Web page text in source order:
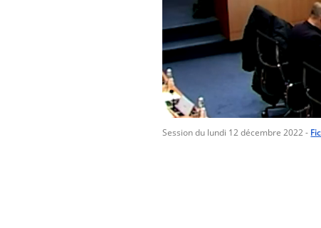
Session du lundi 12 décembre 2022-